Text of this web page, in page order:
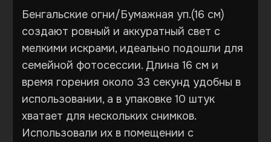
Бенгальские огни/Бумажная уп.(16 см)
создают ровный и аккуратный свет с
мелкими искрами, идеально подошли для
семейной фотосессии. Длина 16 см и
время горения около 33 секунд удобны в
использовании, а в упаковке 10 штук
хватает для нескольких снимков.
Использовали их в помещении с